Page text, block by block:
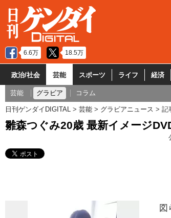
6.6万 18.5万
政治/社会 芸能 スポーツ ライフ 経済
芸能 グラビア コラム
日刊ゲンダイDIGITAL 芸能 グラビアニュース 記
雛森つぐみ20歳 最新イメージ
図